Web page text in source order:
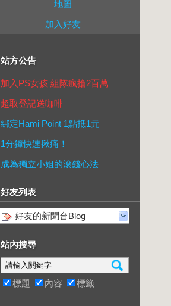
地圖
加入好友
站方公告
加入PS女孩 組隊瘋搶2百萬
超取登記送咖啡
綁定Hami Point 1點抵1元
1分鐘快速揪痛！
成為獨立小姐的滾錢心法
好友列表
好友的新聞台Blog
站內搜尋
標題 內容 標籤